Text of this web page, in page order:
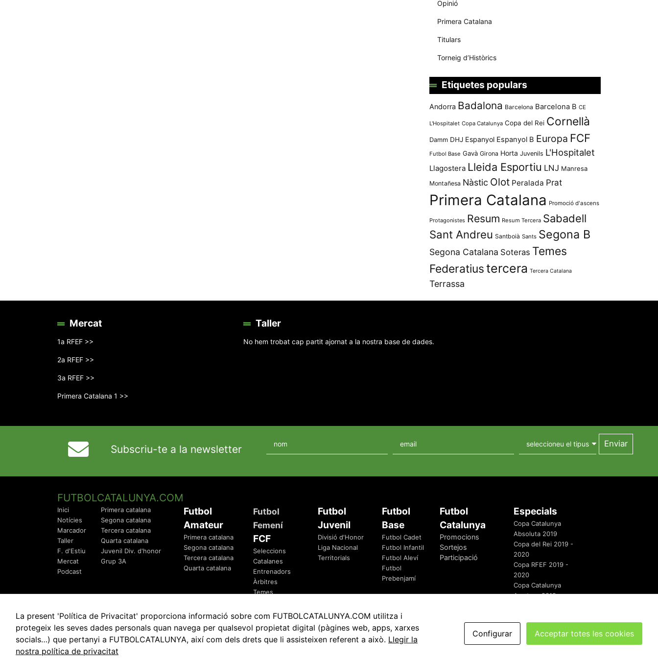
Opinió
Primera Catalana
Titulars
Torneig d’Històrics
Etiquetes populars
Andorra Badalona Barcelona Barcelona B CE
L'Hospitalet Copa Catalunya Copa del Rei Cornellà
Damm DHJ Espanyol Espanyol B Europa FCF
Futbol Base Gavà Girona Horta Juvenils L'Hospitalet
Llagostera Lleida Esportiu LNJ Manresa
Montañesa Nàstic Olot Peralada Prat
Primera Catalana Promoció d'ascens
Protagonistes Resum Resum Tercera Sabadell
Sant Andreu Santboià Sants Segona B
Segona Catalana Soteras Temes
Federatiustercera Tercera Catalana
Terrassa
Mercat
1a RFEF >>
2a RFEF >>
3a RFEF >>
Primera Catalana 1 >>
Taller
No hem trobat cap partit ajornat a la nostra base de dades.
Subscriu-te a la newsletter
FUTBOLCATALUNYA.COM
Inici
Notícies
Marcador
Taller
F. d'Estiu
Mercat
Podcast
Primera catalana
Segona catalana
Tercera catalana
Quarta catalana
Juvenil Div. d'honor
Grup 3A
Futbol
Amateur
Primera catalana
Segona catalana
Tercera catalana
Quarta catalana
Futbol
Femení
FCF
Seleccions
Catalanes
Entrenadors
Àrbitres
Temes
Futbol
Juvenil
Divisió d'Honor
Liga Nacional
Territorials
Futbol
Base
Futbol Cadet
Futbol Infantil
Futbol Aleví
Futbol
Prebenjamí
Futbol
Catalunya
Promocions
Sortejos
Participació
Especials
Copa Catalunya
Absoluta 2019
Copa del Rei 2019 -
2020
Copa RFEF 2019 -
2020
Copa Catalunya
Amateur 2019
© 2010 - 2026 FutbolCatalunya.com Avis Legal Política de Privacitat Política de Cookies redaccio@futbolcatalunya.com
La present 'Política de Privacitat' proporciona informació sobre com FUTBOLCATALUNYA.COM utilitza i
protegeix les seves dades personals quan navega per qualsevol propietat digital (pàgines web, apps, xarxes
socials…) que pertanyi a FUTBOLCATALUNYA, així com dels drets que li assisteixen referent a això. Llegir la
nostra política de privacitat
Configurar Acceptar totes les cookies